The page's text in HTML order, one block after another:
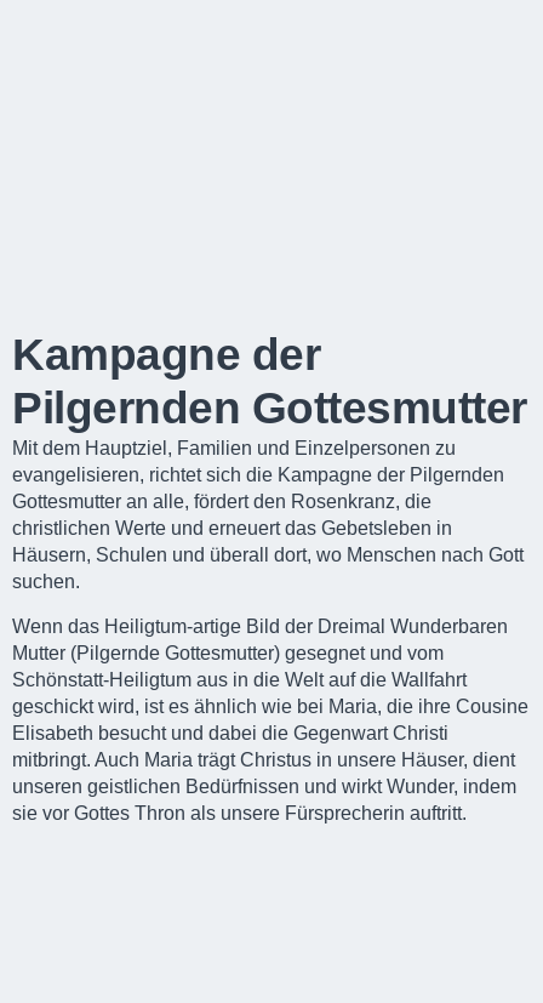
Kampagne der
Pilgernden Gottesmutter
Mit dem Hauptziel, Familien und Einzelpersonen zu
evangelisieren, richtet sich die Kampagne der Pilgernden
Gottesmutter an alle, fördert den Rosenkranz, die
christlichen Werte und erneuert das Gebetsleben in
Häusern, Schulen und überall dort, wo Menschen nach Gott
suchen.
Wenn das Heiligtum-artige Bild der Dreimal Wunderbaren
Mutter (Pilgernde Gottesmutter) gesegnet und vom
Schönstatt-Heiligtum aus in die Welt auf die Wallfahrt
geschickt wird, ist es ähnlich wie bei Maria, die ihre Cousine
Elisabeth besucht und dabei die Gegenwart Christi
mitbringt. Auch Maria trägt Christus in unsere Häuser, dient
unseren geistlichen Bedürfnissen und wirkt Wunder, indem
sie vor Gottes Thron als unsere Fürsprecherin auftritt.